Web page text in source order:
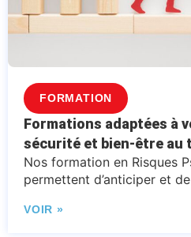
FORMATION
Formations adaptées à
sécurité et bien-être au
Nos formation en Risques
permettent d’anticiper et
VOIR »